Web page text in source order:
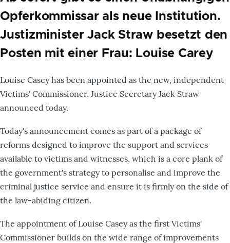
Opferkommissar als neue Institution.
Justizminister Jack Straw besetzt den
Posten mit einer Frau: Louise Carey
Louise Casey has been appointed as the new, independent
Victims' Commissioner, Justice Secretary Jack Straw
announced today.
Today's announcement comes as part of a package of
reforms designed to improve the support and services
available to victims and witnesses, which is a core plank of
the government's strategy to personalise and improve the
criminal justice service and ensure it is firmly on the side of
the law-abiding citizen.
The appointment of Louise Casey as the first Victims'
Commissioner builds on the wide range of improvements